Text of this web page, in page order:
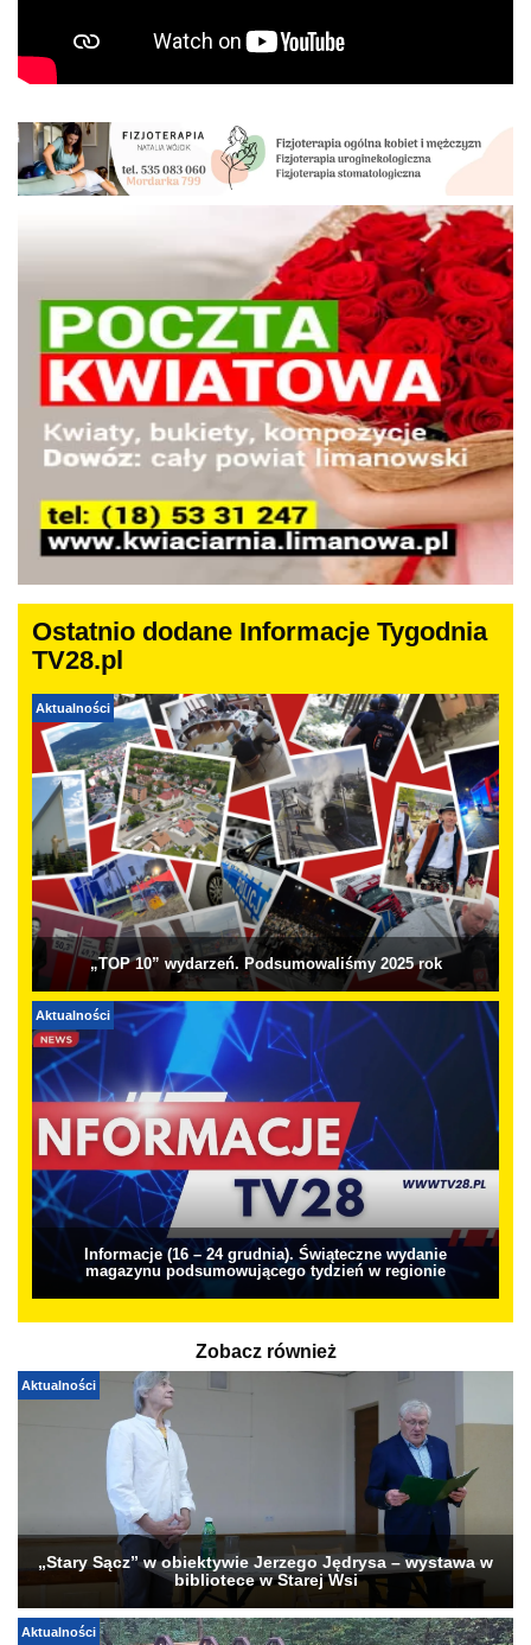
Ostatnio dodane Informacje Tygodnia
TV28.pl
Aktualności
„TOP 10” wydarzeń. Podsumowaliśmy 2025 rok
Aktualności
Informacje (16 – 24 grudnia). Świąteczne wydanie
magazynu podsumowującego tydzień w regionie
Zobacz również
Aktualności
„Stary Sącz” w obiektywie Jerzego Jędrysa – wystawa w
bibliotece w Starej Wsi
Aktualności